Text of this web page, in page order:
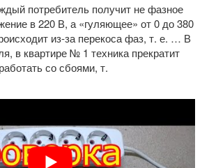
потребитель получит не фазное
в 220 В, а «гуляющее» от 0 до 380
из-за перекоса фаз, т. е. … В
в квартире № 1 техника прекратит
со сбоями, т.